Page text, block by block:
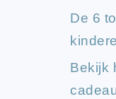
De 6
Bekijk